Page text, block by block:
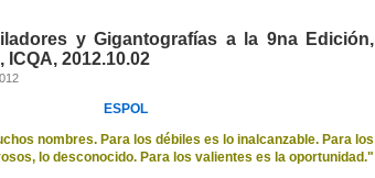
y Gigantografías a la 9na Edición,
ICQA, 2012.10.02
ESPOL
nombres. Para los débiles es lo inalcanzable. Para los
lo desconocido. Para los valientes es la oportunidad."